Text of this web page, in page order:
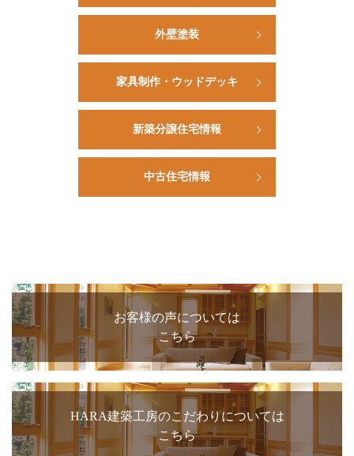
外壁塗装
家具制作・ウッドデッキ
新築分譲住宅情報
中古住宅情報
お客様の声については
こちら
HARA建築工房のこだわりについては
こちら